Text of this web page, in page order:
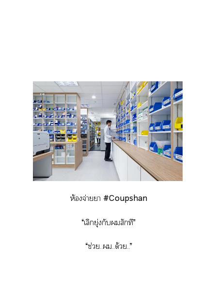
ห้องจ่ายา #Coupshan
“เลิกยุ่งกับสักที”
“ช่วย....ด้วย..”